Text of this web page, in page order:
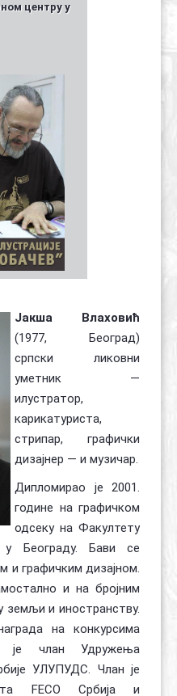
центру у
Јакша Влаховић
(1977, Београд)
српски ликовни
уметник —
илустратор,
карикатуриста,
стрипар, графички
дизајнер — и музичар.
Дипломирао је 2001.
године на графичком
одсеку на Факултету
у Београду. Бави се
и графичким дизајном.
и на бројним
земљи и иностранству.
на конкурсима
је члан Удружења
УЛУПУДС. Члан је
FECO Србија и